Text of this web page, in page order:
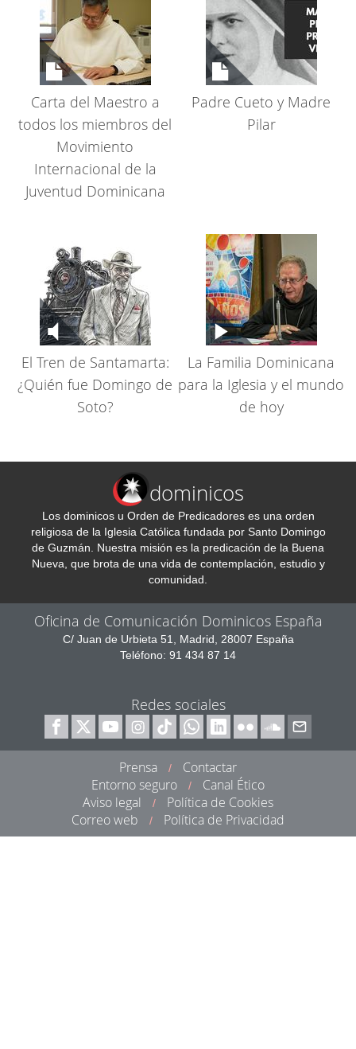
Carta del Maestro a
todos los miembros del
Movimiento
Internacional de la
Juventud Dominicana
Padre Cueto y Madre
Pilar
El Tren de Santamarta:
¿Quién fue Domingo de
Soto?
La Familia Dominicana
para la Iglesia y el mundo
de hoy
dominicos
Los dominicos u Orden de Predicadores es una orden
religiosa de la Iglesia Católica fundada por Santo Domingo
de Guzmán. Nuestra misión es la predicación de la Buena
Nueva, que brota de una vida de contemplación, estudio y
comunidad.
Oficina de Comunicación Dominicos España
C/ Juan de Urbieta 51, Madrid, 28007 España
Teléfono: 91 434 87 14
Redes sociales
Prensa /
Contactar
Entorno seguro
/
Canal Ético
Aviso legal
/
Política de Cookies
Correo web
/ Política de Privacidad